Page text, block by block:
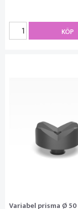
KÖP
Variabel prisma Ø 50